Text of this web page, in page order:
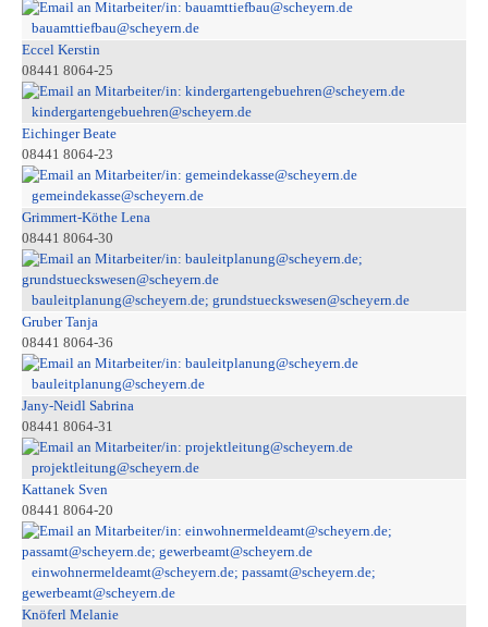
bauamttiefbau@scheyern.de
Eccel Kerstin
08441 8064-25
kindergartengebuehren@scheyern.de
Eichinger Beate
08441 8064-23
gemeindekasse@scheyern.de
Grimmert-Köthe Lena
08441 8064-30
bauleitplanung@scheyern.de; grundstueckswesen@scheyern.de
Gruber Tanja
08441 8064-36
bauleitplanung@scheyern.de
Jany-Neidl Sabrina
08441 8064-31
projektleitung@scheyern.de
Kattanek Sven
08441 8064-20
einwohnermeldeamt@scheyern.de; passamt@scheyern.de;
gewerbeamt@scheyern.de
Knöferl Melanie